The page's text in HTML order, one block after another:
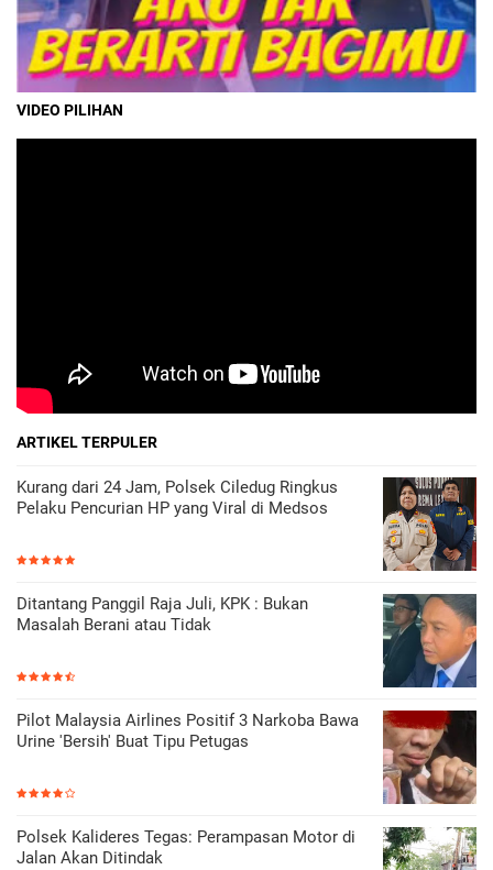
VIDEO PILIHAN
ARTIKEL TERPULER
Kurang dari 24 Jam, Polsek Ciledug Ringkus
Pelaku Pencurian HP yang Viral di Medsos
Ditantang Panggil Raja Juli, KPK : Bukan
Masalah Berani atau Tidak
Pilot Malaysia Airlines Positif 3 Narkoba Bawa
Urine 'Bersih' Buat Tipu Petugas
Polsek Kalideres Tegas: Perampasan Motor di
Jalan Akan Ditindak